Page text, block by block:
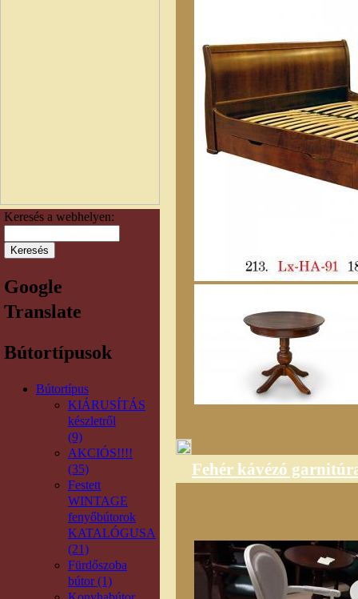
Keresés a webhelyen:
Google
Translate
Bútortípusok
Bútortípus
KIÁRUSÍTÁS
készletről
(9)
AKCIÓS!!!!
(35)
Festett
WINTAGE
fenyőbútorok
KATALÓGUSA
(21)
Fürdőszoba
bútor (1)
Fehér kávézó